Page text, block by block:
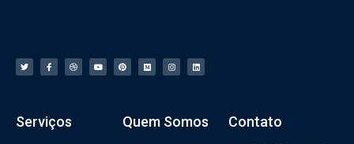
Serviços Quem Somos Contato